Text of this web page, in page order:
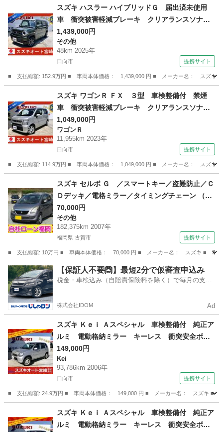
その他
スズキ ハスラー ハイブリッドＧ 届出済未使用
車 衝突被害軽減ブレーキ クリアランスソナ
ー 全車速追従機能付 ＬＥＤライト ＵＳＢソ
ケット シートヒーター オートハイビーム 電
動格納ミラー 車線逸脱防止 鑑定済車 故障診
1,439,000円
その他
48km 2025年
日向市 提携サイト
■ 支払総額: 152.9万円 ■ 車両本体価格： 1,439,000 円 ■ メーカー名： スズキ
その他
スズキ ワゴンＲ ＦＸ ３型 車検整備付 禁煙
車 衝突被害軽減ブレーキ クリアランスソナ
ー レーンアシスト １２，０００キロ シート
ヒーター 電動格納ミラー プッシュスタート
スマートキー オートライト 鑑定済車 故障診
1,049,000円
ワゴンＲ
11,955km 2023年
日向市 提携サイト
■ 支払総額: 114.9万円 ■ 車両本体価格： 1,049,000 円 ■ メーカー名： スズ
ワゴンＲ
スズキ セルボ Ｇ ／スマートキー／盗難防止／Ｃ
Ｄデッキ／電格ミラー／タイミングチェーン （検
10.4）
70,000円
その他
182,375km 2007年
福岡県 古賀市 提携サイト
■ 支払総額: 10万円 ■ 車両本体価格： 70,000 円 ■ メーカー名： スズキ ■ 車
福岡 古賀市 その他
【保証人不要🙆】最短2分で仮審査申込み
税金・車検込み（自賠責保険料を除く）で毎月の支払
株式会社IDOM Ad
スズキ Ｋｅｉ Ａスペシャル 車検整備付 純正ア
ルミ 電動格納ミラー キーレス 衝突安全ボデ
ィ （車検整備付）
149,000円
Kei
93,786km 2006年
日向市 提携サイト
■ 支払総額: 24.9万円 ■ 車両本体価格： 149,000 円 ■ メーカー名： スズキ ■
Kei ミラー
スズキ Ｋｅｉ Ａスペシャル 車検整備付 純正ア
ルミ 電動格納ミラー キーレス 衝突安全ボデ